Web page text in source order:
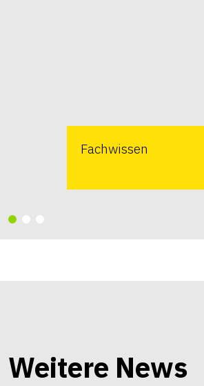
Fachwissen
Weitere News